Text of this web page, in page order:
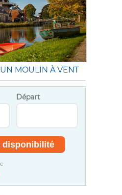
MOULIN À VENT
Départ